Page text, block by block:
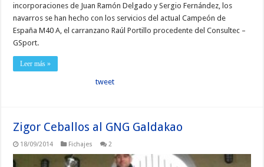
incorporaciones de Juan Ramón Delgado y Sergio Fernández, los
navarros se han hecho con los servicios del actual Campeón de
España M40 A, el carranzano Raúl Portillo procedente del Consultec –
GSport.
Leer más »
tweet
Zigor Ceballos al GNG Galdakao
18/09/2014 Fichajes 2